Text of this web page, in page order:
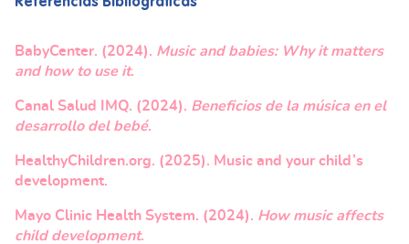
BabyCenter. (2024). Music and babies: Why it matters
and how to use it.
Canal Salud IMQ. (2024). Beneficios de la música en el
desarrollo del bebé.
HealthyChildren.org. (2025). Music and your child’s
development.
Mayo Clinic Health System. (2024). How music affects
child development.